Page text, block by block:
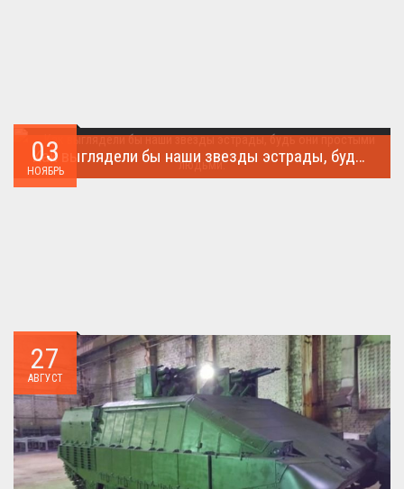
03
НОЯБРЬ
Как выглядели бы наши звезды эстрады, будь они простыми людьми.
27
АВГУСТ